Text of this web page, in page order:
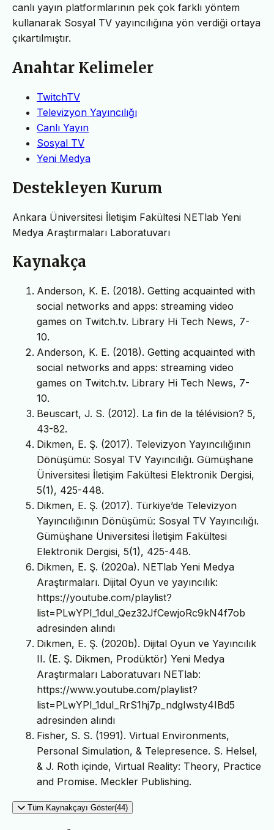
canlı yayın platformlarının pek çok farklı yöntem
kullanarak Sosyal TV yayıncılığına yön verdiği ortaya
çıkartılmıştır.
Anahtar Kelimeler
TwitchTV
Televizyon Yayıncılığı
Canlı Yayın
Sosyal TV
Yeni Medya
Destekleyen Kurum
Ankara Üniversitesi İletişim Fakültesi NETlab Yeni
Medya Araştırmaları Laboratuvarı
Kaynakça
Anderson, K. E. (2018). Getting acquainted with
social networks and apps: streaming video
games on Twitch.tv. Library Hi Tech News, 7-
10.
Anderson, K. E. (2018). Getting acquainted with
social networks and apps: streaming video
games on Twitch.tv. Library Hi Tech News, 7-
10.
Beuscart, J. S. (2012). La fin de la télévision? 5,
43-82.
Dikmen, E. Ş. (2017). Televizyon Yayıncılığının
Dönüşümü: Sosyal TV Yayıncılığı. Gümüşhane
Üniversitesi İletişim Fakültesi Elektronik Dergisi,
5(1), 425-448.
Dikmen, E. Ş. (2017). Türkiye’de Televizyon
Yayıncılığının Dönüşümü: Sosyal TV Yayıncılığı.
Gümüşhane Üniversitesi İletişim Fakültesi
Elektronik Dergisi, 5(1), 425-448.
Dikmen, E. Ş. (2020a). NETlab Yeni Medya
Araştırmaları. Dijital Oyun ve yayıncılık:
https://youtube.com/playlist?
list=PLwYPI_1duI_Qez32JfCewjoRc9kN4f7ob
adresinden alındı
Dikmen, E. Ş. (2020b). Dijital Oyun ve Yayıncılık
II. (E. Ş. Dikmen, Prodüktör) Yeni Medya
Araştırmaları Laboratuvarı NETlab:
https://www.youtube.com/playlist?
list=PLwYPI_1duI_RrS1hj7p_ndgIwsty4IBd5
adresinden alındı
Fisher, S. S. (1991). Virtual Environments,
Personal Simulation, & Telepresence. S. Helsel,
& J. Roth içinde, Virtual Reality: Theory, Practice
and Promise. Meckler Publishing.
Tüm Kaynakçayı Göster(44)